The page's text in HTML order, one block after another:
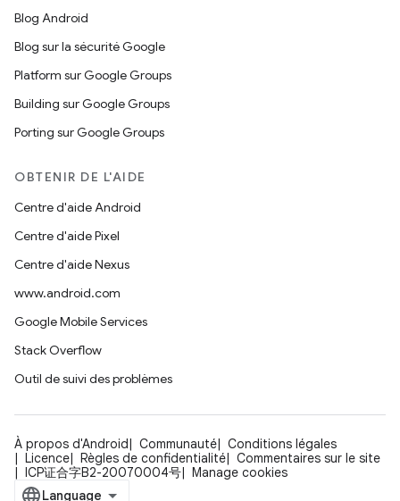
Blog Android
Blog sur la sécurité Google
Platform sur Google Groups
Building sur Google Groups
Porting sur Google Groups
OBTENIR DE L'AIDE
Centre d'aide Android
Centre d'aide Pixel
Centre d'aide Nexus
www.android.com
Google Mobile Services
Stack Overflow
Outil de suivi des problèmes
À propos d'Android Communauté
Conditions légales
Licence
Règles de confidentialité
Commentaires sur le site
ICP证合字B2-20070004号
Manage cookies